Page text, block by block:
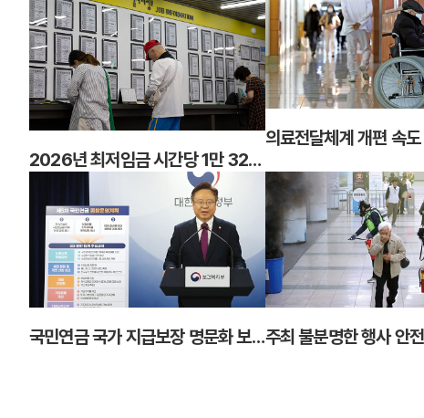
2026년 최저임금 시간당 1만 320원 17년 만에 노사 합의로 결정
국민연금 국가 지급보장 명문화 보험료율 올리되 세대별 인상 속도 차등